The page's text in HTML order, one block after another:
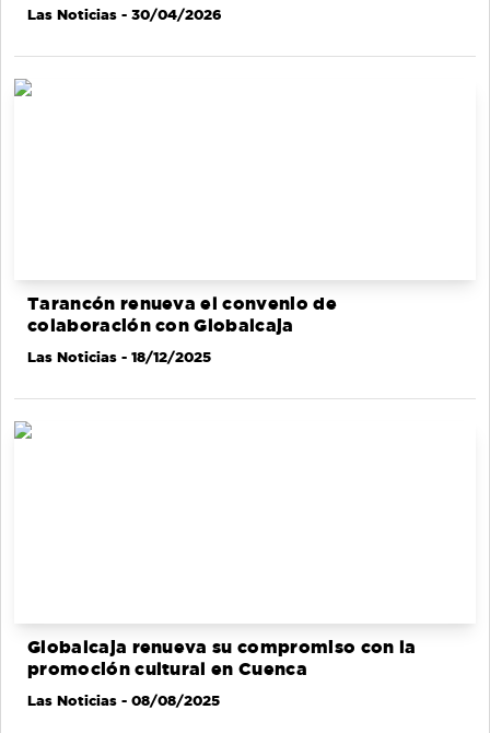
Las Noticias - 30/04/2026
Tarancón renueva el convenio de
colaboración con Globalcaja
Las Noticias - 18/12/2025
Globalcaja renueva su compromiso con la
promoción cultural en Cuenca
Las Noticias - 08/08/2025